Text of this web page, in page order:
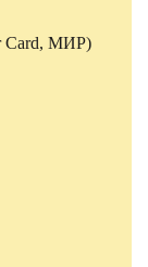
Card, МИР)